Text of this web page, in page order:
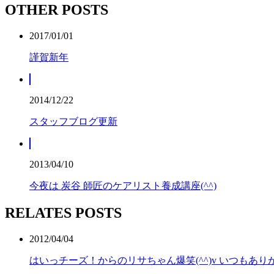
OTHER POSTS
2017/01/01
謹賀新年
2014/12/22
スタッフブログ更新
2013/04/10
今夜は 炭谷 師匠のケアリスト養成講座(^^)
RELATES POSTS
2012/04/04
はいっチーズ！からのリサちゃん爆笑(^^)v いつもあり